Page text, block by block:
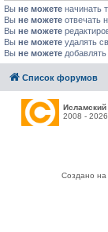
Вы не можете начинать
Вы не можете отвечать
Вы не можете
Вы не можете удалять
Вы не можете
Список форумов
2008 -
Создано на